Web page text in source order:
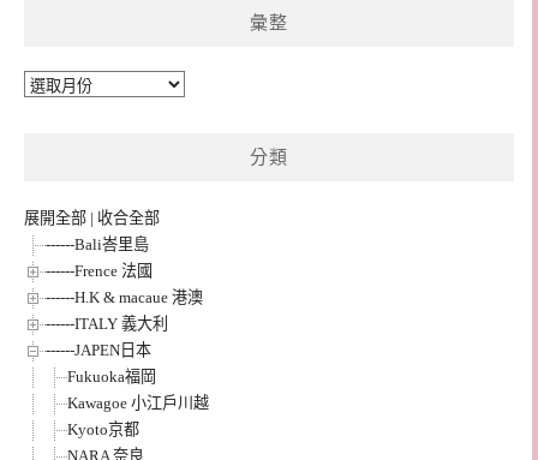
彙整
彙
分類
展開全部 | 收合全部
------Bali峇里島
------Frence 法國
------H.K & macaue 港澳
------ITALY 義大利
------JAPEN日本
Fukuoka福岡
Kawagoe 小江戶川越
Kyoto京都
NARA 奈良